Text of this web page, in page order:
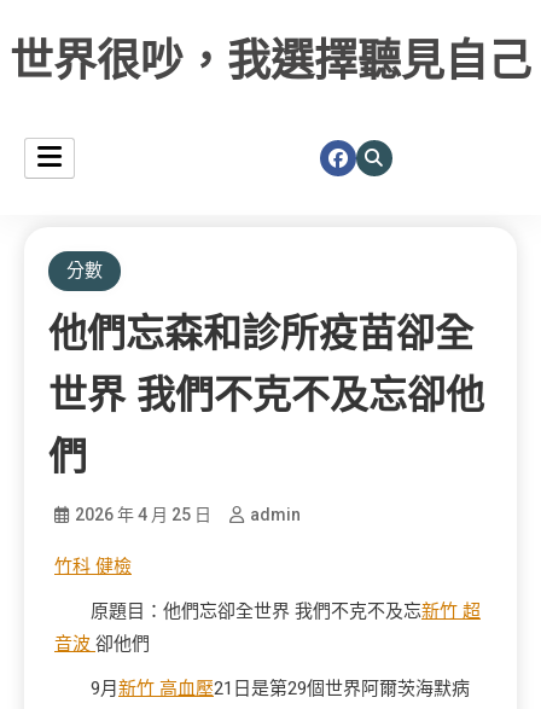
世界很吵，我選擇聽見自己
分數
他們忘森和診所疫苗卻全
世界 我們不克不及忘卻他
們
2026 年 4 月 25 日 admin
竹科 健檢
原題目：他們忘卻全世界 我們不克不及忘新竹 超
音波 卻他們
9月新竹 高血壓21日是第29個世界阿爾茨海默病